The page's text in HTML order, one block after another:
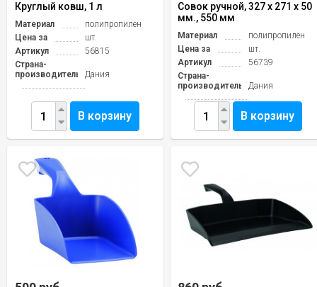
Круглый ковш, 1 л
Материал
полипропилен
Цена за
шт.
Артикул
56815
Страна-
производитель
Дания
В корзину
Совок ручной, 327 x 271 x 50
мм., 550 мм
Материал
полипропилен
Цена за
шт.
Артикул
56739
Страна-
производитель
Дания
В корзину